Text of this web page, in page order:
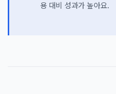
용 대비 성과가 높아요.